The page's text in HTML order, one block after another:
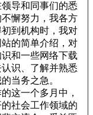
导和同事们的悉
懈努力，我各方
到机构时，我对
的简单介绍，对
和一些网络下载
识、了解并熟悉
当务之急。
这一个多月中，
社会工作领域的